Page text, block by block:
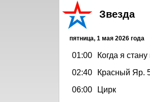
Звезда
пятница, 1 мая 2026 года
01:00
Когда я
02:40
Красный Яр.
06:00
Цирк